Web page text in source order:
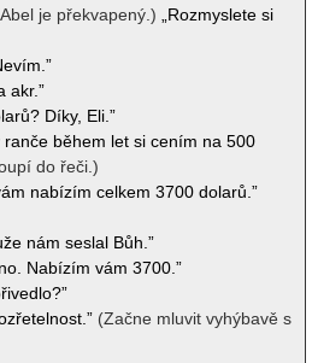
je překvapený.)
„Rozmyslete si
akr.”
Díky, Eli.”
ranče během let si cením na 500
do řeči.)
nabízím celkem 3700 dolarů.”
nám seslal Bůh.”
Nabízím vám 3700.”
(Začne mluvit vyhýbavě s